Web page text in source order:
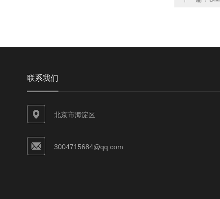
联系我们
北京市海淀区
3004715684@qq.com